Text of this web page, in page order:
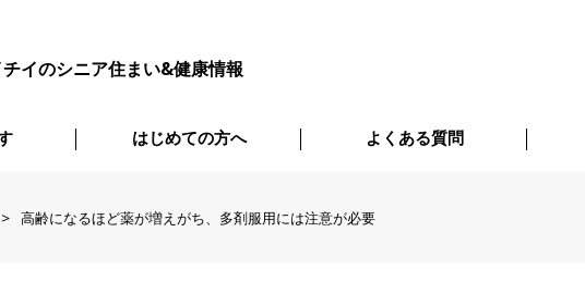
チイのシニア住まい&健康情報
はじめての方へ よくある質問
高齢になるほど薬が増えがち、多剤服用には注意が必要